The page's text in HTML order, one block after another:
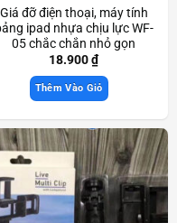
Giá đỡ điện thoại, máy tính
ipad nhựa chịu lực WF-
05 chắc chắn nhỏ gọn
Scd3366
18.900₫
Thêm Vào Giỏ